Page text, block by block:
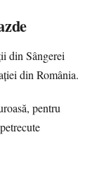
din Sângerei
din România.
pentru